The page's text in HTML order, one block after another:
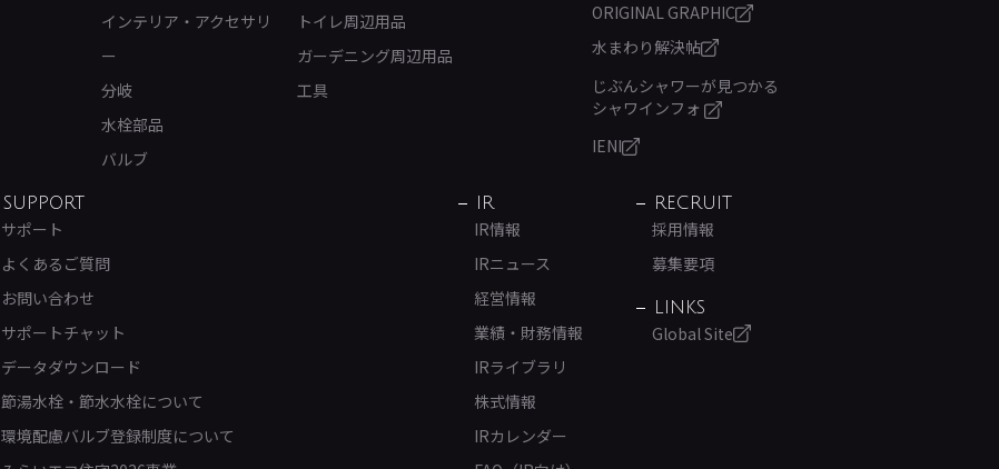
インテリア・アクセサリ
ー
分岐
水栓部品
バルブ
トイレ周辺用品
ガーデニング周辺用品
工具
ORIGINAL GRAPHIC
水まわり解決帖
じぶんシャワーが見つかる
シャワインフォ
IENI
SUPPORT
サポート
よくあるご質問
お問い合わせ
サポートチャット
データダウンロード
節湯水栓・節水水栓について
環境配慮バルブ登録制度について
IR
IR情報
IRニュース
経営情報
業績・財務情報
IRライブラリ
株式情報
IRカレンダー
RECRUIT
採用情報
募集要項
LINKS
Global Site